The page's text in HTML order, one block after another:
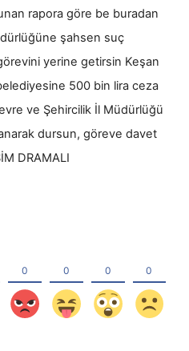
rapora göre be buradan
şahsen suç
yerine getirsin Keşan
500 bin lira ceza
ve Şehircilik İl Müdürlüğü
dursun, göreve davet
DRAMALI